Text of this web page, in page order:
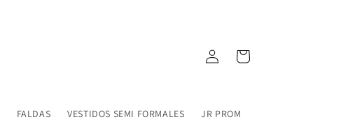
FALDAS VESTIDOS SEMI FORMALES JR PROM
Iniciar
sesión
Carrito